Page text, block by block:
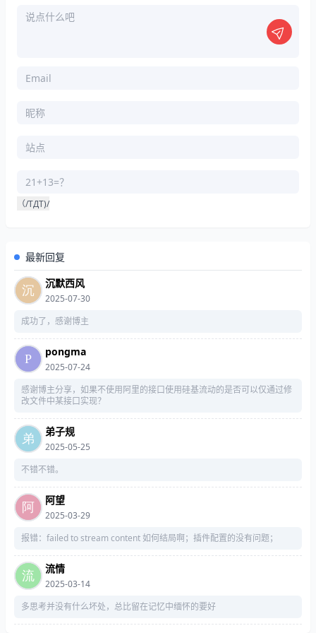
（/TДT)/
最新回复
沉默西风
2025-07-30
成功了，感谢博主
pongma
2025-07-24
感谢博主分享，如果不使用阿里的接口使用硅基流动的是否可以仅通过修
改文件中某接口实现？
弟子规
2025-05-25
不错不错。
阿望
2025-03-29
报错：failed to stream content 如何结局啊；插件配置的没有问题；
流情
2025-03-14
多思考并没有什么坏处，总比留在记忆中缅怀的要好